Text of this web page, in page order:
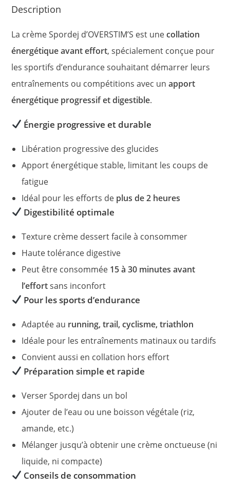
Description
La crème Spordej d’OVERSTIM’S est unecollation
énergétique avant effort, spécialement conçue pour
les sportifs d’endurance souhaitant démarrer leurs
entraînements ou compétitions avec unapport
énergétique progressif et digestible.
Énergie progressive et durable
Libération progressive des glucides
Apport énergétique stable, limitant les coups de
fatigue
Idéal pour les efforts de plus de 2 heures
Digestibilité optimale
Texture crème dessert facile à consommer
Haute tolérance digestive
Peut être consommée 15 à 30 minutes avant
l’effortsans inconfort
Pour les sports d’endurance
Adaptée au running, trail, cyclisme, triathlon
Idéale pour les entraînements matinaux ou tardifs
Convient aussi en collation hors effort
Préparation simple et rapide
Verser Spordej dans un bol
Ajouter de l’eau ou une boisson végétale (riz,
amande, etc.)
Mélanger jusqu’à obtenir une crème onctueuse (ni
liquide, ni compacte)
Conseils de consommation